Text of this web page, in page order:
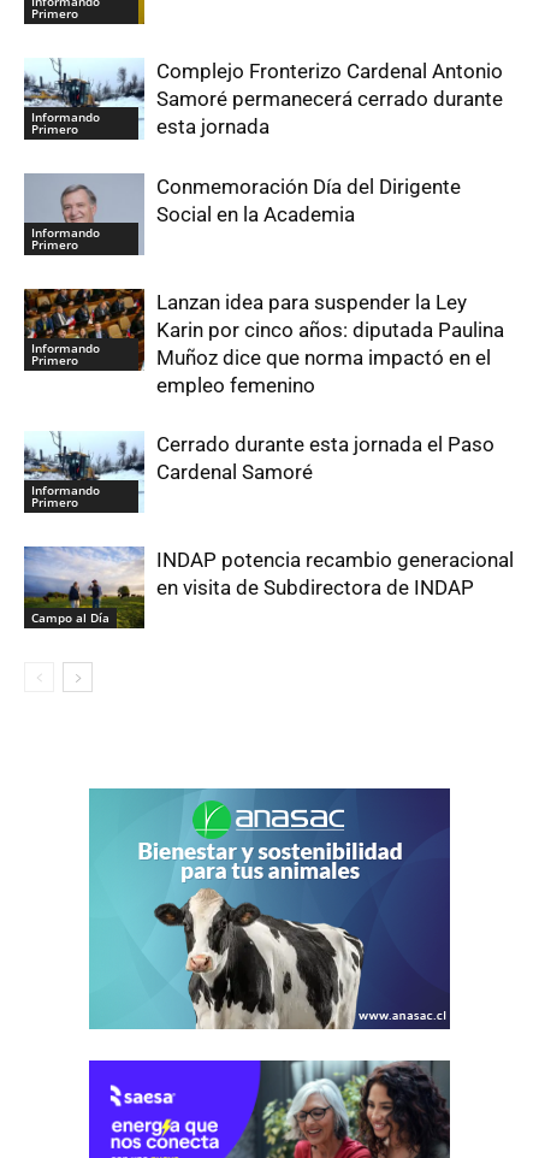
Primero
Informando
Primero
Complejo Fronterizo Cardenal Antonio
Samoré permanecerá cerrado durante
esta jornada
Informando
Primero
Conmemoración Día del Dirigente
Social en la Academia
Informando
Primero
Lanzan idea para suspender la Ley
Karin por cinco años: diputada Paulina
Muñoz dice que norma impactó en el
empleo femenino
Informando
Primero
Cerrado durante esta jornada el Paso
Cardenal Samoré
Campo al Día
INDAP potencia recambio generacional
en visita de Subdirectora de INDAP